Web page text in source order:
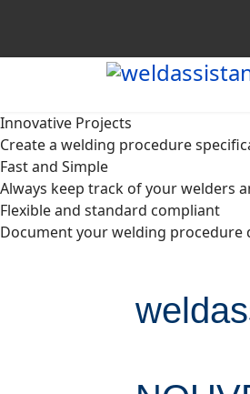
Innovative Projects
Create a welding procedure
Fast and Simple
Always keep track of your welders
Flexible and standard compliant
Document your welding procedure